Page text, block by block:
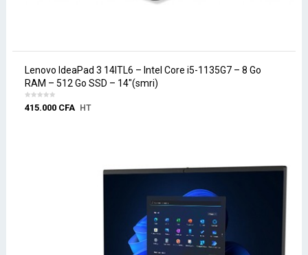
Lenovo IdeaPad 3 14ITL6 – Intel Core i5-1135G7 – 8 Go
RAM – 512 Go SSD – 14″(smri)
415.000 CFA HT